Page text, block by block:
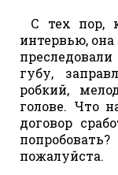
С тех пор,
интервью,
губу,
робкий,
голове. Что
договор
пожалуйста.